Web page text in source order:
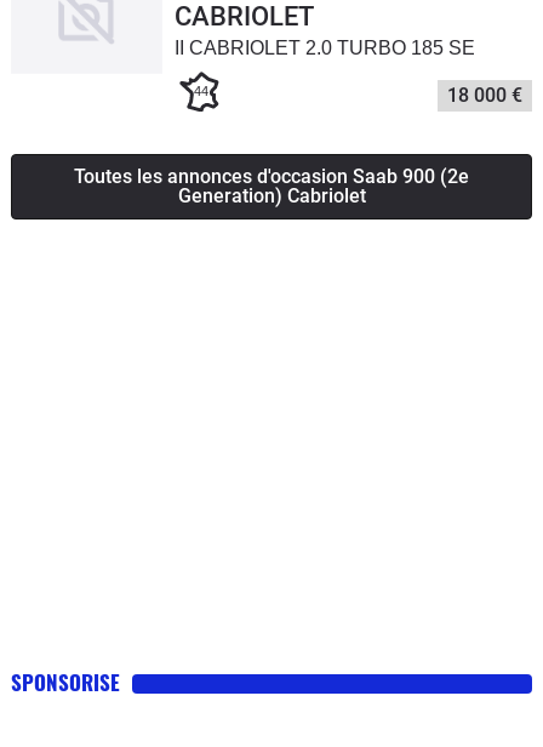
CABRIOLET
II CABRIOLET 2.0 TURBO 185 SE
44 18 000 €
Toutes les annonces d'occasion Saab 900 (2e
Generation) Cabriolet
SPONSORISE